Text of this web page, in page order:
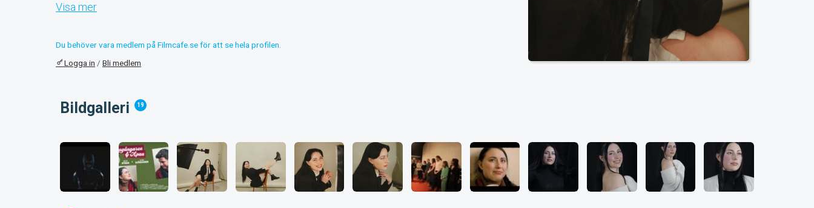
Visa mer
Du behöver vara medlem på Filmcafe.se för att se hela profilen.
Logga in / Bli medlem
Bildgalleri 19